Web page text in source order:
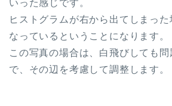
いった感じです。
ヒストグラムが右から出てしまっ
なっているということになります。
この写真の場合は、白飛びしても
で、その辺を考慮して調整します。